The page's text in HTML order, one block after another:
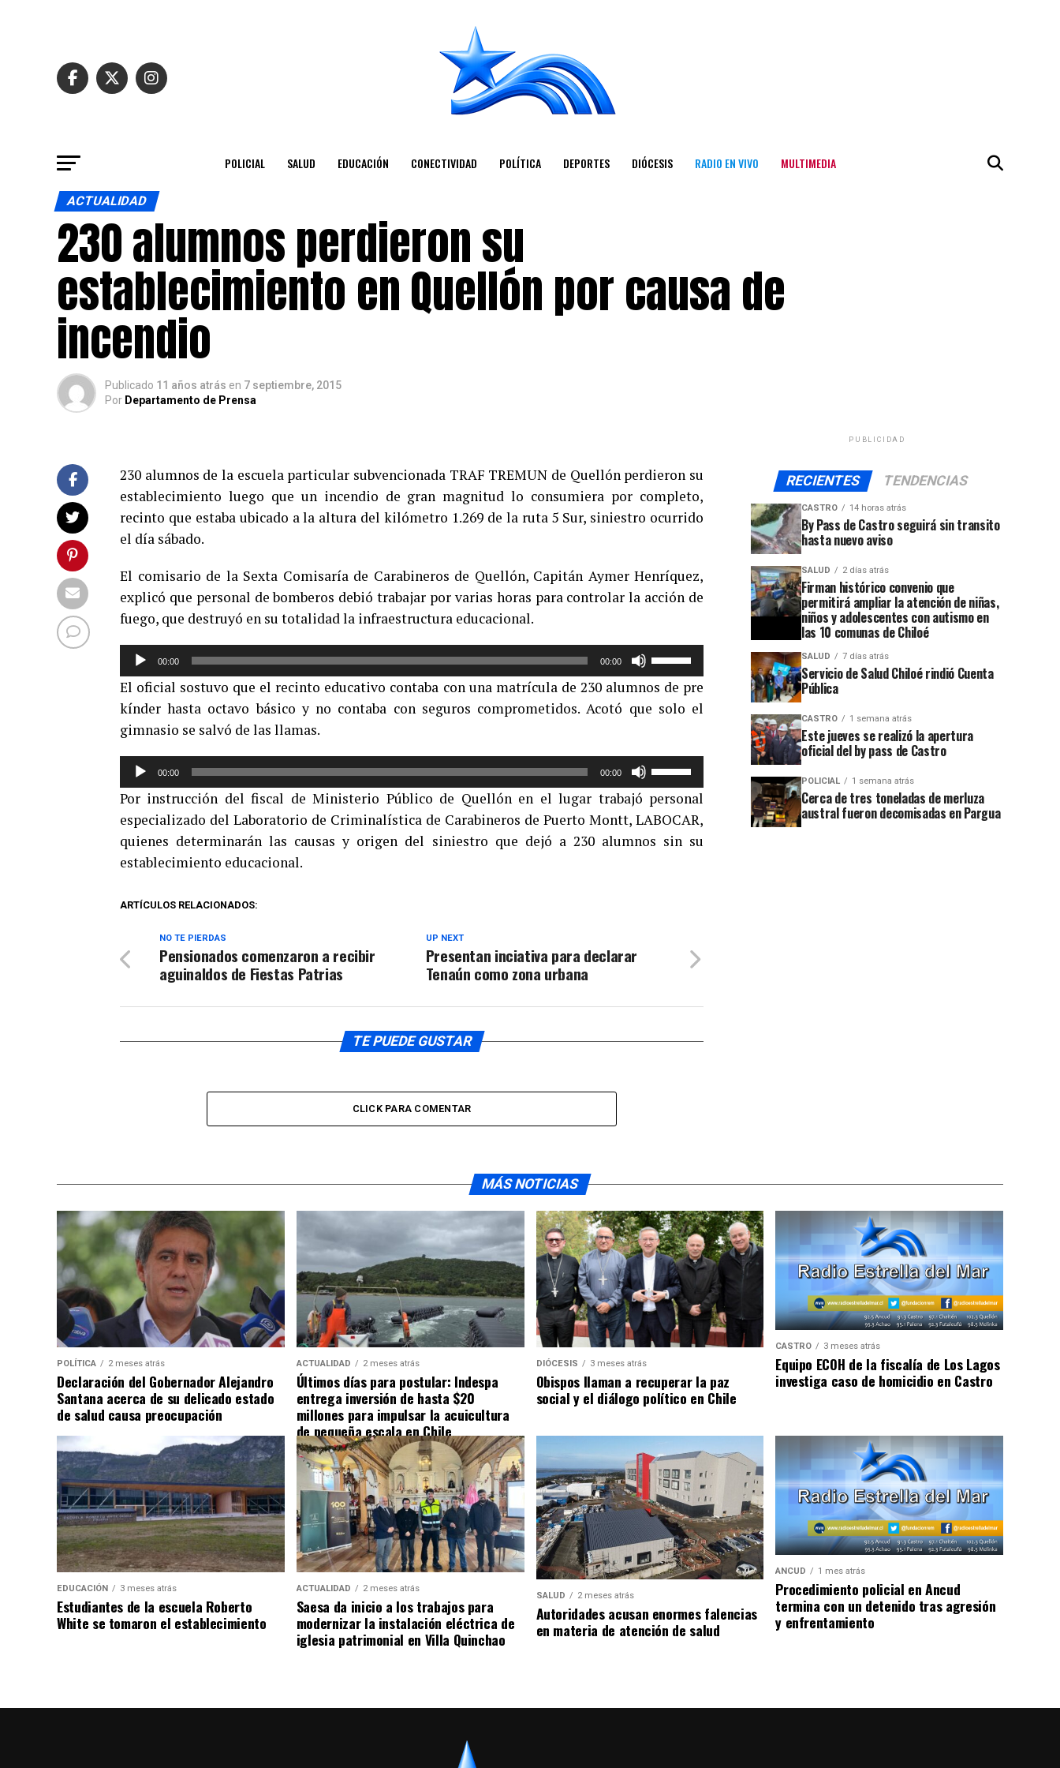
POLICIAL SALUD EDUCACIÓN CONECTIVIDAD POLÍTICA DEPORTES DIÓCESIS RADIO EN VIVO MULTIMEDIA
ACTUALIDAD
230 alumnos perdieron su
establecimiento en Quellón por causa de
incendio
Publicado 11 años atrás en 7 septiembre, 2015
Por Departamento de Prensa
230 alumnos de la escuela particular subvencionada TRAF TREMUN de Quellón perdieron su
establecimiento luego que un incendio de gran magnitud lo consumiera por completo,
recinto que estaba ubicado a la altura del kilómetro 1.269 de la ruta 5 Sur, siniestro ocurrido
el día sábado.
El comisario de la Sexta Comisaría de Carabineros de Quellón, Capitán Aymer Henríquez,
explicó que personal de bomberos debió trabajar por varias horas para controlar la acción de
fuego, que destruyó en su totalidad la infraestructura educacional.
Reproductor
audio
00:00 00:00
teclas
de
para
aumentar
o
disminuir
el
El oficial sostuvo que el recinto educativo contaba con una matrícula de 230 alumnos de pre
kínder hasta octavo básico y no contaba con seguros comprometidos. Acotó que solo el
gimnasio se salvó de las llamas.
Reproductor
audio
00:00 00:00
teclas
de
flecha
volumen.
Por instrucción del fiscal de Ministerio Público de Quellón en el lugar trabajó personal
especializado del Laboratorio de Criminalística de Carabineros de Puerto Montt, LABOCAR,
quienes determinarán las causas y origen del siniestro que dejó a 230 alumnos sin su
establecimiento educacional.
ARTÍCULOS RELACIONADOS:
UP NEXT
Presentan inciativa para declarar
Tenaún como zona urbana
NO TE PIERDAS
Pensionados comenzaron a recibir
aguinaldos de Fiestas Patrias
TE PUEDE GUSTAR
CLICK PARA COMENTAR
PUBLICIDAD
RECIENTES TENDENCIAS
CASTRO 14 horas atrás
By Pass de Castro seguirá sin transito
hasta nuevo aviso
SALUD 2 días atrás
Firman histórico convenio que
permitirá ampliar la atención de niñas,
niños y adolescentes con autismo en
las 10 comunas de Chiloé
SALUD 7 días atrás
Servicio de Salud Chiloé rindió Cuenta
Pública
CASTRO 1 semana atrás
Este jueves se realizó la apertura
oficial del by pass de Castro
POLICIAL 1 semana atrás
Cerca de tres toneladas de merluza
austral fueron decomisadas en Pargua
MÁS NOTICIAS
POLÍTICA 2 meses atrás
Declaración del Gobernador Alejandro
Santana acerca de su delicado estado
de salud causa preocupación
ACTUALIDAD 2 meses atrás
Últimos días para postular: Indespa
entrega inversión de hasta $20
millones para impulsar la acuicultura
de pequeña escala en Chile
DIÓCESIS 3 meses atrás
Obispos llaman a recuperar la paz
social y el diálogo político en Chile
CASTRO 3 meses atrás
Equipo ECOH de la fiscalía de Los Lagos
investiga caso de homicidio en Castro
EDUCACIÓN 3 meses atrás
Estudiantes de la escuela Roberto
White se tomaron el establecimiento
ACTUALIDAD 2 meses atrás
Saesa da inicio a los trabajos para
modernizar la instalación eléctrica de
iglesia patrimonial en Villa Quinchao
SALUD 2 meses atrás
Autoridades acusan enormes falencias
en materia de atención de salud
ANCUD 1 mes atrás
Procedimiento policial en Ancud
termina con un detenido tras agresión
y enfrentamiento